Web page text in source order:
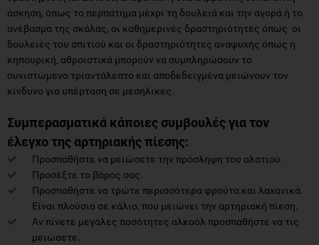
άσκηση, όπως το περπάτημα μέχρι τη δουλειά και την αγορά ή το
ανέβασμα της σκάλας, οι καθημερινές δραστηριότητες όπως οι
δουλειές του σπιτιού και οι δραστηριότητες αναψυχής όπως η
κηπουρική, αθροιστικά μπορούν να συμπληρώσουν το
συνιστώμενο τριαντάλεπτο και αποδεδειγμένα μειώνουν τον
κίνδυνο για υπέρταση σε μεσήλικες.
Συμπερασματικά κάποιες συμβουλές για τον
έλεγχο της αρτηριακής πίεσης:
Προσπαθήστε να μειώσετε την πρόσληψη του αλατιού.
Προσέξτε το βάρος σας.
Προσπαθήστε να τρώτε περισσότερα φρούτα και λαχανικά.
Είναι πλούσια σε κάλιο, που μειώνει την αρτηριακή πίεση.
Αν πίνετε μεγάλες ποσότητες αλκοόλ προσπαθήστε να τις
μειώσετε.